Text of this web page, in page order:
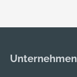
Unternehmen